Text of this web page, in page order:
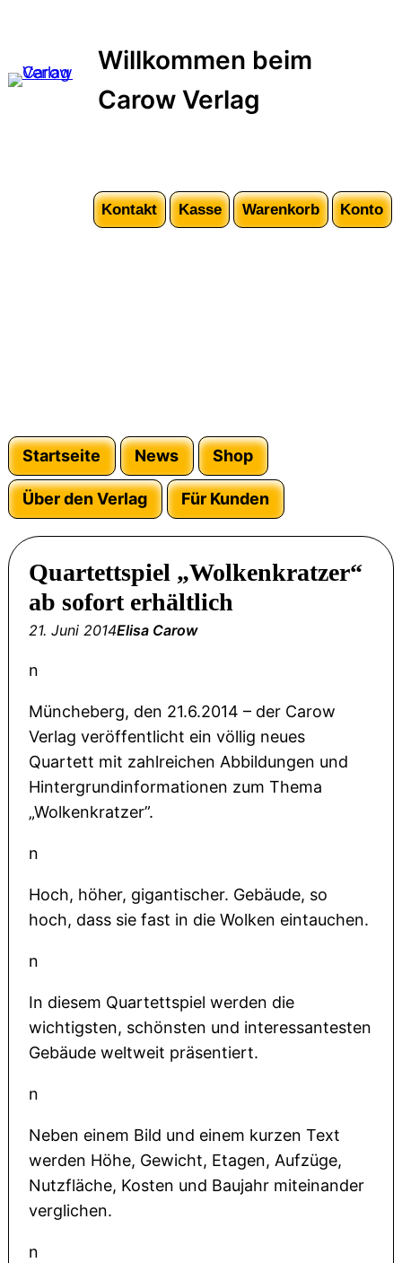
springen
Willkommen beim
Carow Verlag
Kontakt Kasse Warenkorb Konto
Startseite News Shop
Über den Verlag Für Kunden
Quartettspiel „Wolkenkratzer“
ab sofort erhältlich
21. Juni 2014Elisa Carow
n
Müncheberg, den 21.6.2014 – der Carow
Verlag veröffentlicht ein völlig neues
Quartett mit zahlreichen Abbildungen und
Hintergrundinformationen zum Thema
„Wolkenkratzer”.
n
Hoch, höher, gigantischer. Gebäude, so
hoch, dass sie fast in die Wolken eintauchen.
n
In diesem Quartettspiel werden die
wichtigsten, schönsten und interessantesten
Gebäude weltweit präsentiert.
n
Neben einem Bild und einem kurzen Text
werden Höhe, Gewicht, Etagen, Aufzüge,
Nutzfläche, Kosten und Baujahr miteinander
verglichen.
n